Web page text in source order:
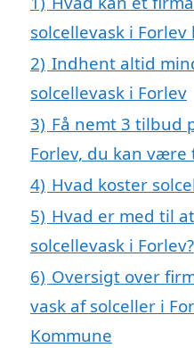
solcellevask i
2) Indhent altid
solcellevask i Forlev
3) Få nemt 3 tilbud
Forlev, du kan være
4) Hvad koster
5) Hvad er med til
solcellevask i Forlev?
6) Oversigt over
vask af solceller i
Kommune